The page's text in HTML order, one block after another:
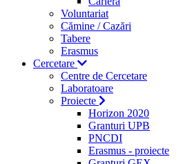
Voluntariat
Cămine / Cazări
Tabere
Erasmus
Cercetare
Centre de Cercetare
Laboratoare
Proiecte
Horizon 2020
Granturi UPB
PNCDI
Erasmus - proiecte